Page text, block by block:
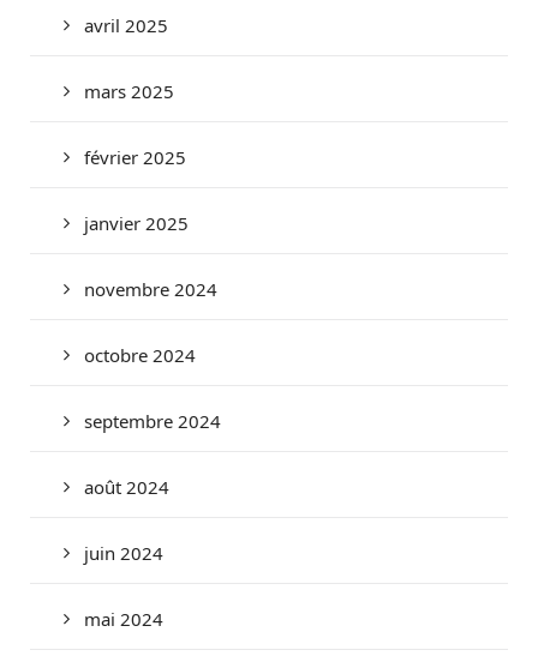
avril 2025
mars 2025
février 2025
janvier 2025
novembre 2024
octobre 2024
septembre 2024
août 2024
juin 2024
mai 2024